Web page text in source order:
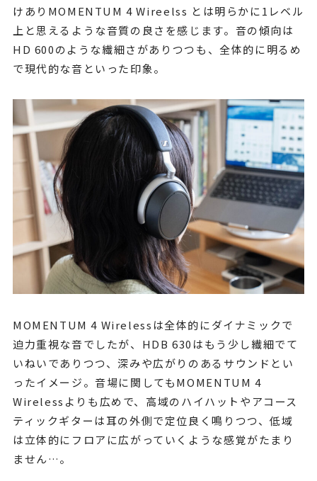
けありMOMENTUM 4 Wireelss とは明らかに1レベル
上と思えるような音質の良さを感じます。音の傾向は
HD 600のような繊細さがありつつも、全体的に明るめ
で現代的な音といった印象。
MOMENTUM 4 Wirelessは全体的にダイナミックで
迫力重視な音でしたが、HDB 630はもう少し繊細でて
いねいでありつつ、深みや広がりのあるサウンドとい
ったイメージ。音場に関してもMOMENTUM 4
Wirelessよりも広めで、高域のハイハットやアコース
ティックギターは耳の外側で定位良く鳴りつつ、低域
は立体的にフロアに広がっていくような感覚がたまり
ません…。